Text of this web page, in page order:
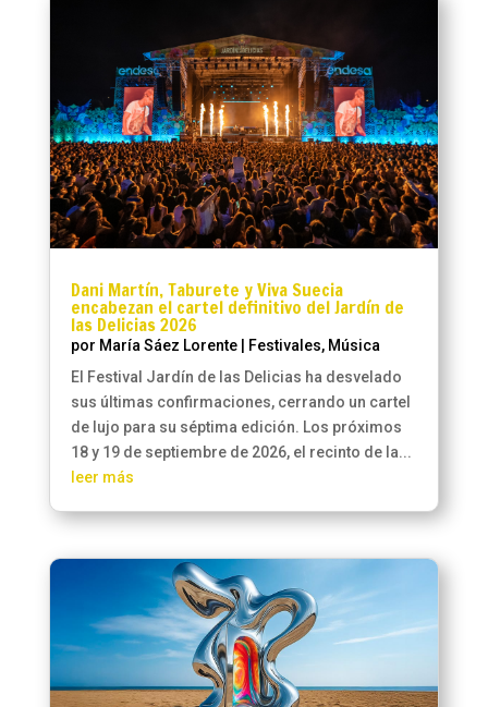
Dani Martín, Taburete y Viva Suecia
encabezan el cartel definitivo del Jardín de
las Delicias 2026
por María Sáez Lorente| Festivales, Música
El Festival Jardín de las Delicias ha desvelado
sus últimas confirmaciones, cerrando un cartel
de lujo para su séptima edición. Los próximos
18 y 19 de septiembre de 2026, el recinto de la...
leer más